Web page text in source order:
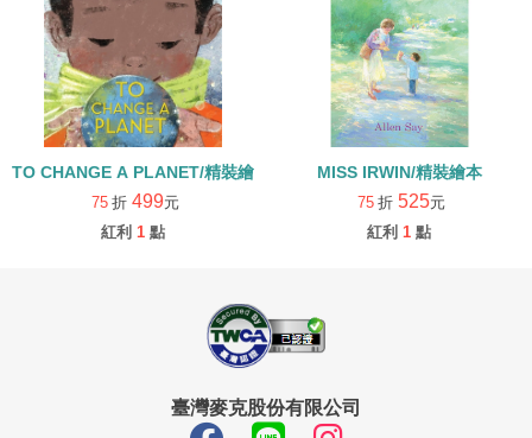
TO CHANGE A PLANET/精裝繪本
75 折 499元
紅利 1 點
MISS IRWIN/精裝繪本
75 折 525元
紅利 1 點
臺灣麥克股份有限公司